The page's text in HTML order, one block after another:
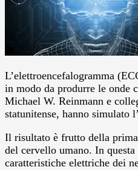
L’elettroencefalogramma
in modo da produrre le onde
Michael W. Reinmann e
statunitense, hanno
Il risultato è frutto della
del cervello umano. In
caratteristiche elettriche dei